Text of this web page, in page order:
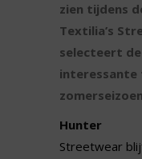
zien tijdens
Textilia’s
selecteert
interessante
Hunter
Streetwear